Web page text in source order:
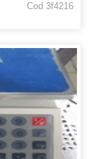
Cod 3f4216